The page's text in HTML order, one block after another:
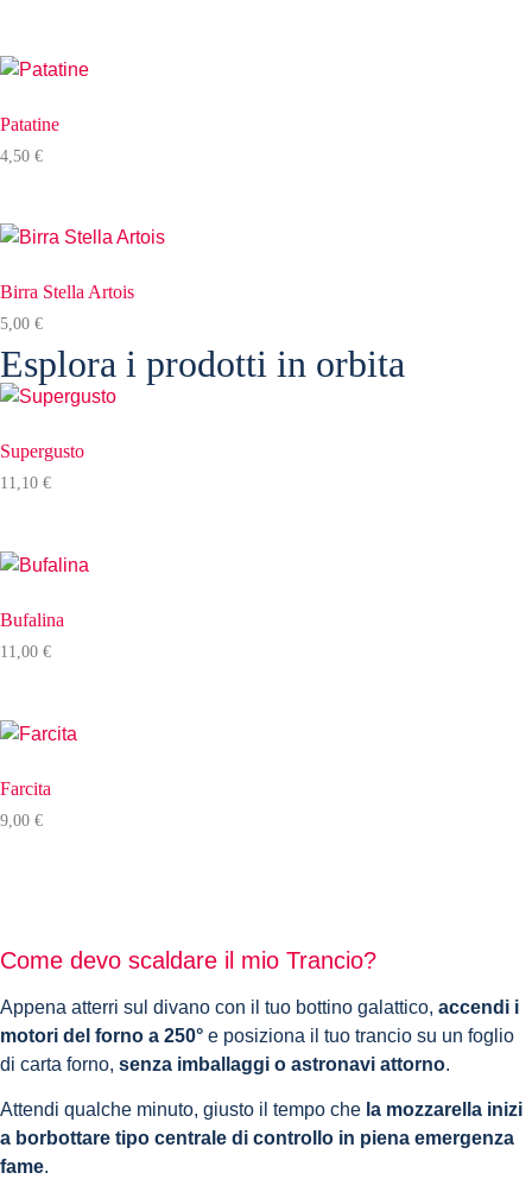
Patatine
4,50 €
Birra Stella Artois
5,00 €
Esplora i prodotti in orbita
Supergusto
11,10 €
Bufalina
11,00 €
Farcita
9,00 €
Come devo scaldare il mio Trancio?
Appena atterri sul divano con il tuo bottino galattico, accendi i
motori del forno a 250° e posiziona il tuo trancio su un foglio
di carta forno, senza imballaggi o astronavi attorno.
Attendi qualche minuto, giusto il tempo che la mozzarella inizi
a borbottare tipo centrale di controllo in piena emergenza
fame.